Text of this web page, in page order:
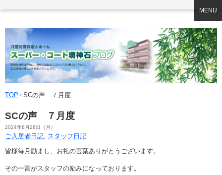
MENU
TOP SCの声 ７月度
SCの声 ７月度
2024年8月26日（月）
ご入居者日記
スタッフ日記
皆様毎月励まし、お礼の言葉ありがとうございます。
その一言がスタッフの励みになっております。